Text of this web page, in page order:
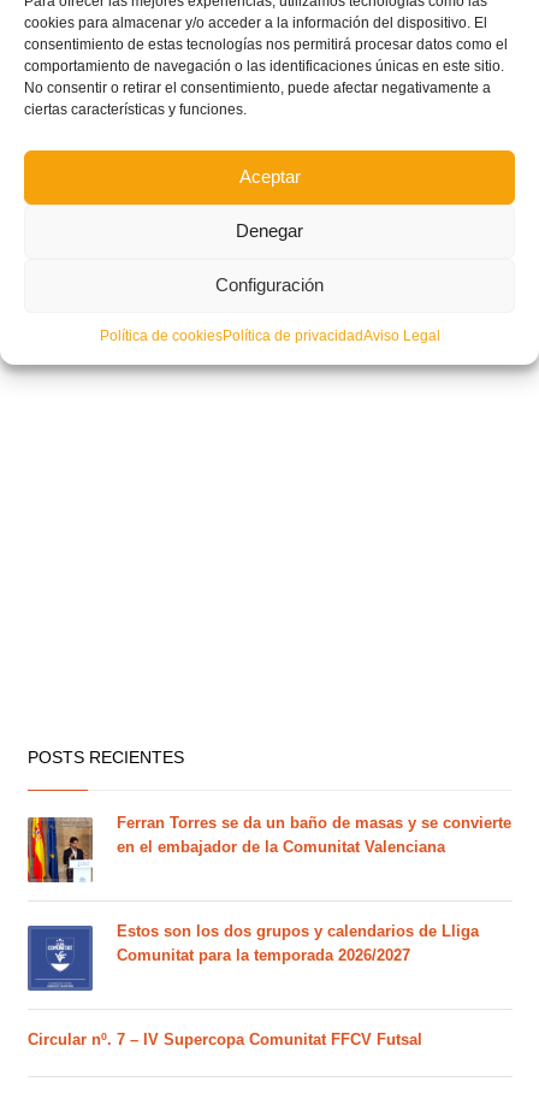
cookies para almacenar y/o acceder a la información del dispositivo. El
consentimiento de estas tecnologías nos permitirá procesar datos como el
comportamiento de navegación o las identificaciones únicas en este sitio.
No consentir o retirar el consentimiento, puede afectar negativamente a
ciertas características y funciones.
Aceptar
Denegar
Configuración
Política de cookiesPolítica de privacidadAviso Legal
POSTS RECIENTES
Ferran Torres se da un baño de masas y se convierte
en el embajador de la Comunitat Valenciana
Estos son los dos grupos y calendarios de Lliga
Comunitat para la temporada 2026/2027
Circular nº. 7 – IV Supercopa Comunitat FFCV Futsal